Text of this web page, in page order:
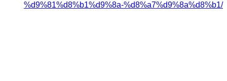
%d9%81%d8%b1%d9%8a-%d8%a7%d9%8a%d8%b1/